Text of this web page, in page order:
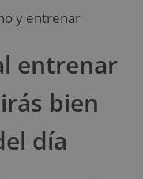
entrenar
bien
día